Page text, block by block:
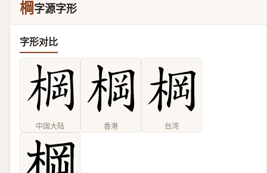
棡字源字形
字形对比
中国大陆 香港 台湾